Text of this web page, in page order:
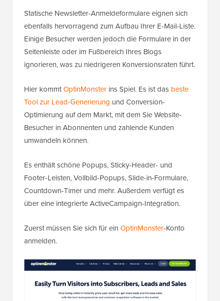
Statische Newsletter-Anmeldeformulare eignen sich
ebenfalls hervorragend zum Aufbau Ihrer E-Mail-Liste.
Einige Besucher werden jedoch die Formulare in der
Seitenleiste oder im Fußbereich Ihres Blogs
ignorieren, was zu niedrigeren Konversionsraten führt.
Hier kommtOptinMonster ins Spiel. Es ist das beste
Tool zur Lead-Generierung und Conversion-
Optimierung auf dem Markt, mit dem Sie Website-
Besucher in Abonnenten und zahlende Kunden
umwandeln können.
Es enthält schöne Popups, Sticky-Header- und
Footer-Leisten, Vollbild-Popups, Slide-in-Formulare,
Countdown-Timer und mehr. Außerdem verfügt es
über eine integrierte ActiveCampaign-Integration.
Zuerst müssen Sie sich für ein OptinMonster-Konto
anmelden.